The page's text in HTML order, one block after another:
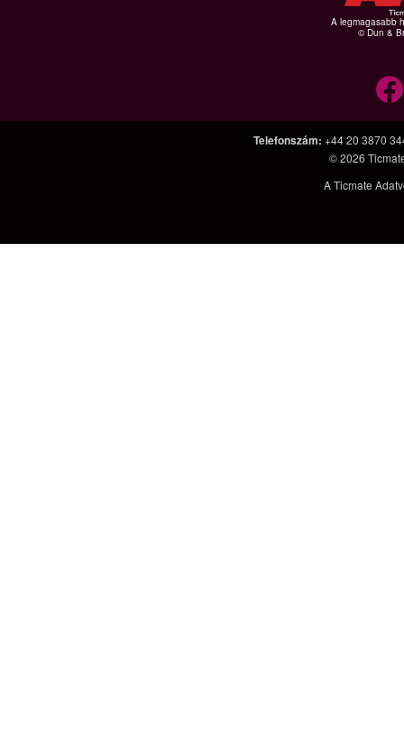
A legmagasabb
© Dun &
Telefonszám: +44 20 3870
© 2026
A Ticmate